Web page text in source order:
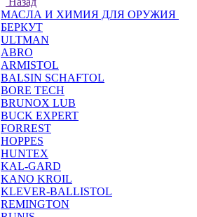
МАСЛА И ХИМИЯ ДЛЯ ОРУЖИЯ
БЕРКУТ
ULTMAN
ABRO
ARMISTOL
BALSIN SCHAFTOL
BORE TECH
BRUNOX LUB
BUCK EXPERT
FORREST
HOPPES
HUNTEX
KAL-GARD
KANO KROIL
KLEVER-BALLISTOL
REMINGTON